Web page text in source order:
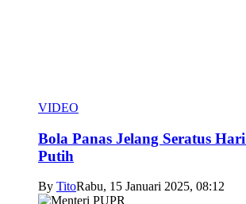
VIDEO
Bola Panas Jelang Seratus
Putih
By TitoRabu, 15 Januari 2025, 08:12